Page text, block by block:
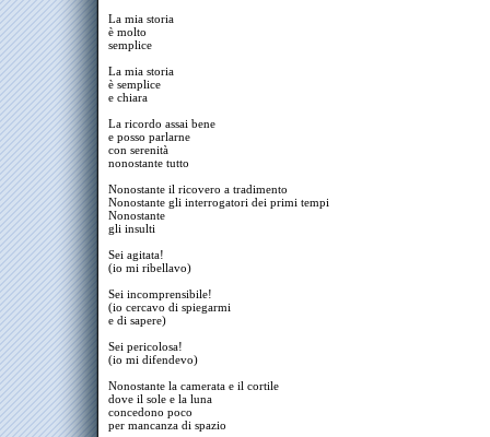
La mia storia
è molto
semplice
La mia storia
è semplice
e chiara
La ricordo assai bene
e posso parlarne
con serenità
nonostante tutto
Nonostante il ricovero a tradimento
Nonostante gli interrogatori dei primi tempi
Nonostante
gli insulti
Sei agitata!
(io mi ribellavo)
Sei incomprensibile!
(io cercavo di spiegarmi
e di sapere)
Sei pericolosa!
(io mi difendevo)
Nonostante la camerata e il cortile
dove il sole e la luna
concedono poco
per mancanza di spazio